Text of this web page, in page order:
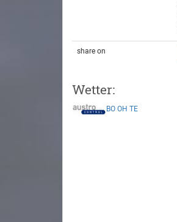
share on
Wetter:
BO OH TE